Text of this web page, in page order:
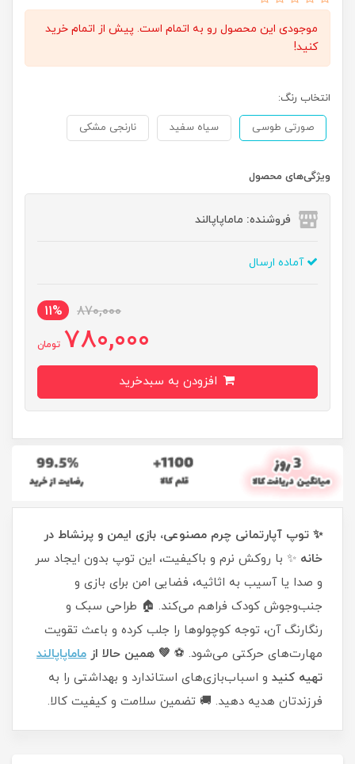
موجودی این محصول رو به اتمام است. پیش از اتمام خرید
کنید!
انتخاب رنگ:
صورتی طوسی سیاه سفید نارنجی مشکی
ویژگی‌های محصول
فروشنده: ماماپاپالند
آماده ارسال
870,000
11%
780,000 تومان
✨ توپ آپارتمانی چرم مصنوعی، بازی ایمن و پرنشاط در
خانه ✨ با روکش نرم و باکیفیت، این توپ بدون ایجاد سر
و صدا یا آسیب به اثاثیه، فضایی امن برای بازی و
جنب‌وجوش کودک فراهم می‌کند. 🏠 طراحی سبک و
رنگارنگ آن، توجه کوچولوها را جلب کرده و باعث تقویت
مهارت‌های حرکتی می‌شود. ⚽ 💚 همین حالا از ماماپاپالند
تهیه کنید و اسباب‌بازی‌های استاندارد و بهداشتی را به
فرزندتان هدیه دهید. 🚚 تضمین سلامت و کیفیت کالا.